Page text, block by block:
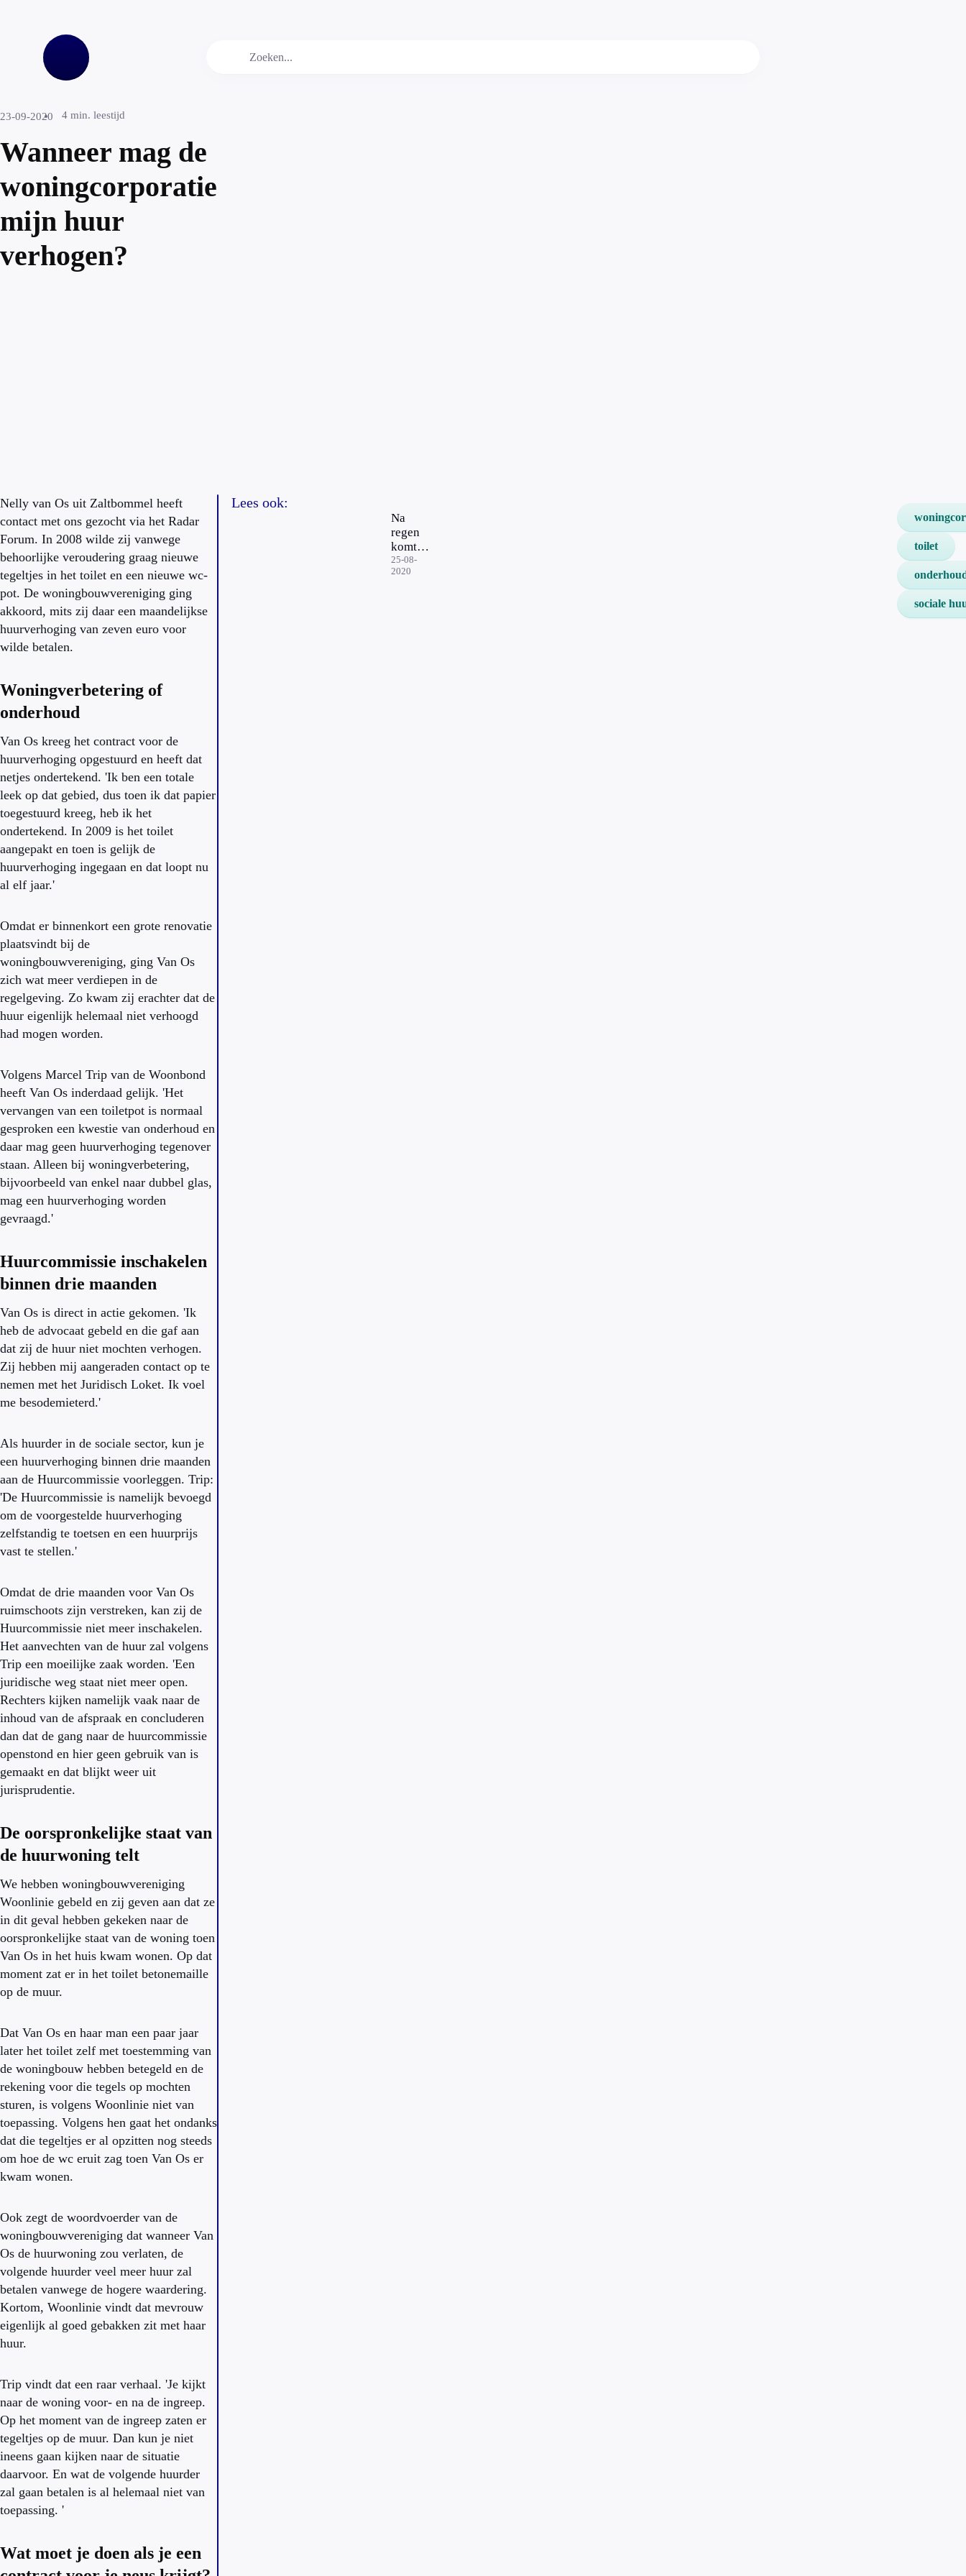
23-09-2020 4 min. leestijd
Wanneer mag de
woningcorporatie
mijn huur
verhogen?
Nelly van Os uit Zaltbommel heeft
contact met ons gezocht via het Radar
Forum. In 2008 wilde zij vanwege
behoorlijke veroudering graag nieuwe
tegeltjes in het toilet en een nieuwe wc-
pot. De woningbouwvereniging ging
akkoord, mits zij daar een maandelijkse
huurverhoging van zeven euro voor
wilde betalen.
Woningverbetering of
onderhoud
Van Os kreeg het contract voor de
huurverhoging opgestuurd en heeft dat
netjes ondertekend. 'Ik ben een totale
leek op dat gebied, dus toen ik dat papier
toegestuurd kreeg, heb ik het
ondertekend. In 2009 is het toilet
aangepakt en toen is gelijk de
huurverhoging ingegaan en dat loopt nu
al elf jaar.'
Omdat er binnenkort een grote renovatie
plaatsvindt bij de
woningbouwvereniging, ging Van Os
zich wat meer verdiepen in de
regelgeving. Zo kwam zij erachter dat de
huur eigenlijk helemaal niet verhoogd
had mogen worden.
Volgens Marcel Trip van de Woonbond
heeft Van Os inderdaad gelijk. 'Het
vervangen van een toiletpot is normaal
gesproken een kwestie van onderhoud en
daar mag geen huurverhoging tegenover
staan. Alleen bij woningverbetering,
bijvoorbeeld van enkel naar dubbel glas,
mag een huurverhoging worden
gevraagd.'
Huurcommissie inschakelen
binnen drie maanden
Van Os is direct in actie gekomen. 'Ik
heb de advocaat gebeld en die gaf aan
dat zij de huur niet mochten verhogen.
Zij hebben mij aangeraden contact op te
nemen met het Juridisch Loket. Ik voel
me besodemieterd.'
Als huurder in de sociale sector, kun je
een huurverhoging binnen drie maanden
aan de Huurcommissie voorleggen. Trip:
'De Huurcommissie is namelijk bevoegd
om de voorgestelde huurverhoging
zelfstandig te toetsen en een huurprijs
vast te stellen.'
Omdat de drie maanden voor Van Os
ruimschoots zijn verstreken, kan zij de
Huurcommissie niet meer inschakelen.
Het aanvechten van de huur zal volgens
Trip een moeilijke zaak worden. 'Een
juridische weg staat niet meer open.
Rechters kijken namelijk vaak naar de
inhoud van de afspraak en concluderen
dan dat de gang naar de huurcommissie
openstond en hier geen gebruik van is
gemaakt en dat blijkt weer uit
jurisprudentie.
De oorspronkelijke staat van
de huurwoning telt
We hebben woningbouwvereniging
Woonlinie gebeld en zij geven aan dat ze
in dit geval hebben gekeken naar de
oorspronkelijke staat van de woning toen
Van Os in het huis kwam wonen. Op dat
moment zat er in het toilet betonemaille
op de muur.
Dat Van Os en haar man een paar jaar
later het toilet zelf met toestemming van
de woningbouw hebben betegeld en de
rekening voor die tegels op mochten
sturen, is volgens Woonlinie niet van
toepassing. Volgens hen gaat het ondanks
dat die tegeltjes er al opzitten nog steeds
om hoe de wc eruit zag toen Van Os er
kwam wonen.
Ook zegt de woordvoerder van de
woningbouwvereniging dat wanneer Van
Os de huurwoning zou verlaten, de
volgende huurder veel meer huur zal
betalen vanwege de hogere waardering.
Kortom, Woonlinie vindt dat mevrouw
eigenlijk al goed gebakken zit met haar
huur.
Trip vindt dat een raar verhaal. 'Je kijkt
naar de woning voor- en na de ingreep.
Op het moment van de ingreep zaten er
tegeltjes op de muur. Dan kun je niet
ineens gaan kijken naar de situatie
daarvoor. En wat de volgende huurder
zal gaan betalen is al helemaal niet van
toepassing. '
Wat moet je doen als je een
Lees ook:
Na
regen
komt
lekkage:
'Na vijf
25-08-
2020
toilet
sociale